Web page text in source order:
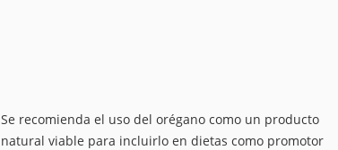
Se recomienda el uso del orégano como un producto
natural viable para incluirlo en dietas como promotor